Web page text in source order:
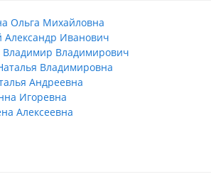
Ольга Михайловна
Александр Иванович
Владимир Владимирович
Владимировна
Андреевна
Игоревна
Алексеевна